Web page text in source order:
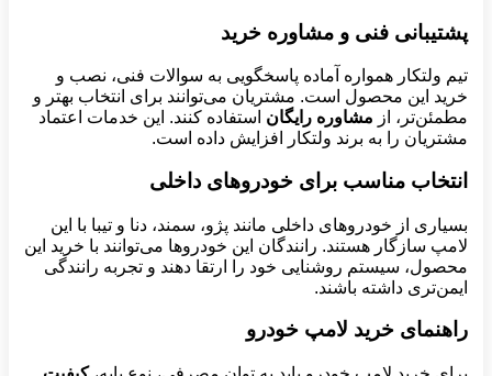
پشتیبانی فنی و مشاوره خرید
تیم ولتکار همواره آماده پاسخگویی به سوالات فنی، نصب و
خرید این محصول است. مشتریان می‌توانند برای انتخاب بهتر و
مطمئن‌تر، از مشاوره رایگان استفاده کنند. این خدمات اعتماد
مشتریان را به برند ولتکار افزایش داده است.
انتخاب مناسب برای خودروهای داخلی
بسیاری از خودروهای داخلی مانند پژو، سمند، دنا و تیبا با این
لامپ سازگار هستند. رانندگان این خودروها می‌توانند با خرید این
محصول، سیستم روشنایی خود را ارتقا دهند و تجربه رانندگی
ایمن‌تری داشته باشند.
راهنمای خرید لامپ خودرو